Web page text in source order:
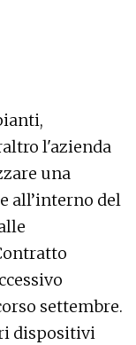
l'azienda
una
all’interno del
settembre.
dispositivi